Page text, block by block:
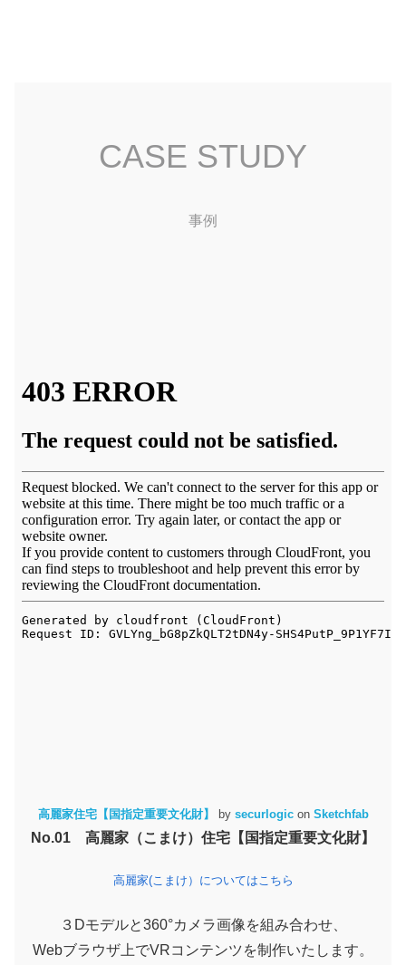
CASE STUDY
事例
高麗家住宅【国指定重要文化財】 by securlogic on Sketchfab
No.01 高麗家（こまけ）住宅【国指定重要文化財】
高麗家(こまけ）についてはこちら
３Dモデルと360°カメラ画像を組み合わせ、
Webブラウザ上でVRコンテンツを制作いたします。